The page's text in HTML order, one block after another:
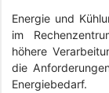
Energie und
im
höhere
die
Energiebedarf.